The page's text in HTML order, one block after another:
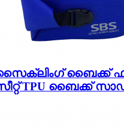
ബൈക്ക്
TPU ബൈക്ക്